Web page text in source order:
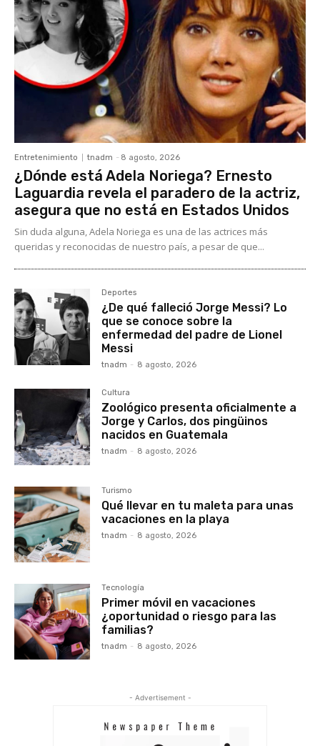
Entretenimiento tnadm - 8 agosto, 2026
¿Dónde está Adela Noriega? Ernesto
Laguardia revela el paradero de la actriz,
asegura que no está en Estados Unidos
Sin duda alguna, Adela Noriega es una de las actrices más
queridas y reconocidas de nuestro país, a pesar de que...
Deportes
¿De qué falleció Jorge Messi? Lo
que se conoce sobre la
enfermedad del padre de Lionel
Messi
tnadm - 8 agosto, 2026
Cultura
Zoológico presenta oficialmente a
Jorge y Carlos, dos pingüinos
nacidos en Guatemala
tnadm - 8 agosto, 2026
Turismo
Qué llevar en tu maleta para unas
vacaciones en la playa
tnadm - 8 agosto, 2026
Tecnología
Primer móvil en vacaciones
¿oportunidad o riesgo para las
familias?
tnadm - 8 agosto, 2026
- Advertisement -